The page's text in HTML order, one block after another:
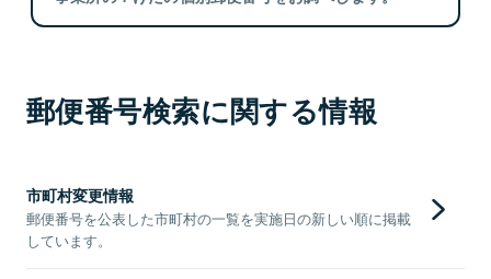
郵便番号検索に関する情報
市町村変更情報
郵便番号を公表した市町村の一覧を実施日の新しい順に掲載
しています。